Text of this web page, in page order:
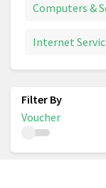
Computers &
Internet
Voucher